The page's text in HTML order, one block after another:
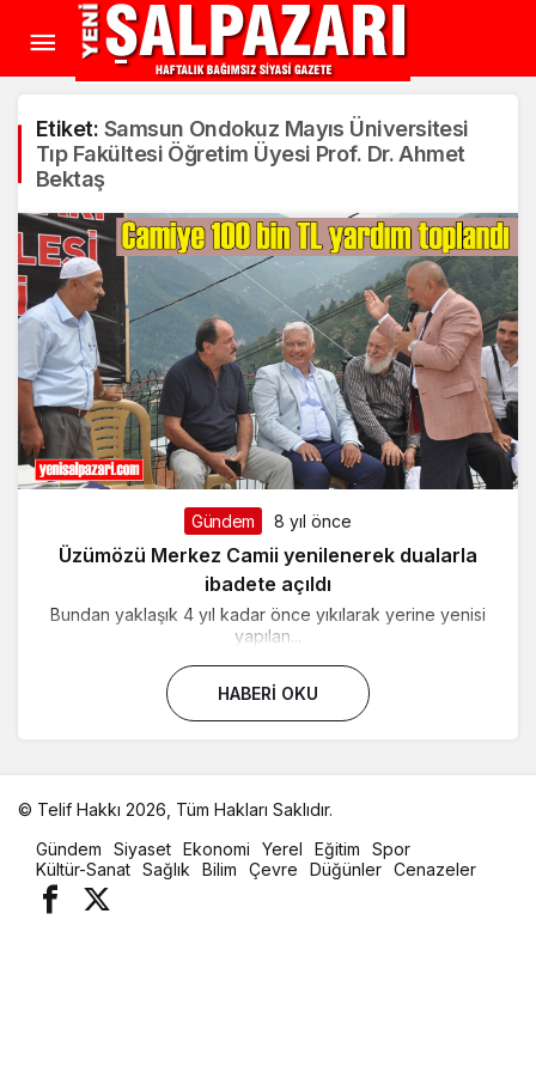
Etiket: Samsun Ondokuz Mayıs Üniversitesi
Tıp Fakültesi Öğretim Üyesi Prof. Dr. Ahmet
Bektaş
Gündem 8 yıl önce
Üzümözü Merkez Camii yenilenerek dualarla
ibadete açıldı
Bundan yaklaşık 4 yıl kadar önce yıkılarak yerine yenisi
yapılan...
HABERI OKU
© Telif Hakkı 2026, Tüm Hakları Saklıdır.
oto
kiralama
parça
eşya
Gündem Siyaset Ekonomi Yerel Eğitim
Spor
Kültür-Sanat Sağlık Bilim Çevre Düğünler Cenazeler